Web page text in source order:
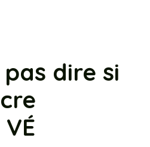
dire si